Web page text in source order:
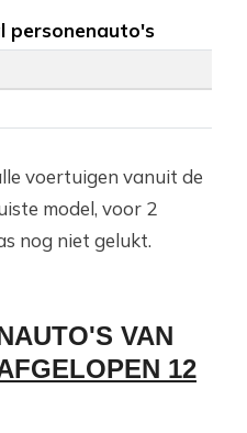
personenauto's
voertuigen vanuit de
model, voor 2
nog niet gelukt.
VAN
12